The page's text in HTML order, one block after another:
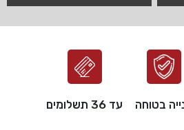
בטוחה עד 36 תשלומים